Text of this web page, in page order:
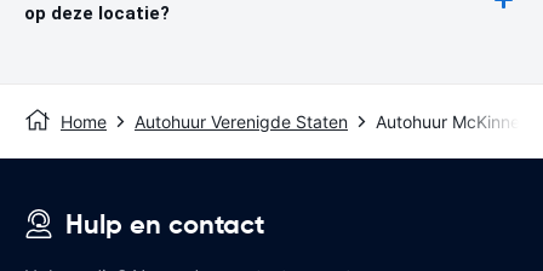
op deze locatie?
Home Autohuur Verenigde Staten Autohuur McKinney
Hulp en contact